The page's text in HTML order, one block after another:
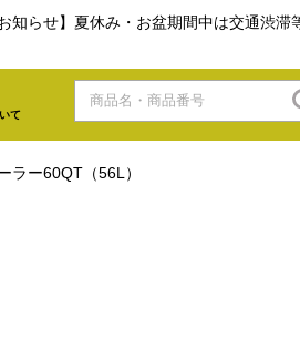
らせ】夏休み・お盆期間中は交通渋
て
ラー60QT（56L）